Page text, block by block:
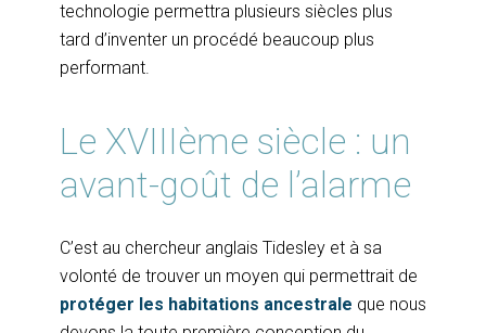
technologie permettra plusieurs siècles plus
tard d’inventer un procédé beaucoup plus
performant.
Le XVIIIème siècle : un
avant-goût de l’alarme
C’est au chercheur anglais Tidesley et à sa
volonté de trouver un moyen qui permettrait de
protéger les habitations ancestrale que nous